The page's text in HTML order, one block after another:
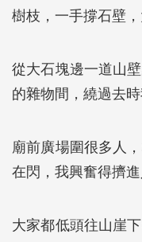
樹枝，一手撐石壁，
從大石塊邊一道山
的雜物間，繞過去
廟前廣場圍很多人
在閃，我興奮得擠進
大家都低頭往山崖